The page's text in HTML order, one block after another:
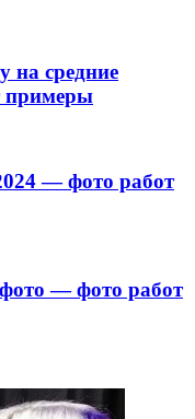
на средние
примеры
— фото работ
— фото работ